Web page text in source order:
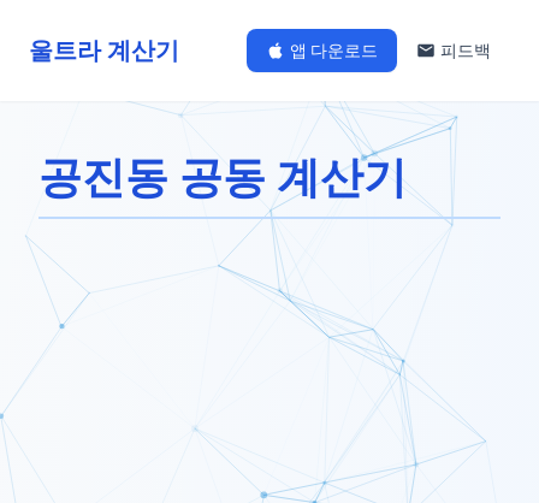
울트라 계산기 앱 다운로드 피드백
공진동 공동 계산기